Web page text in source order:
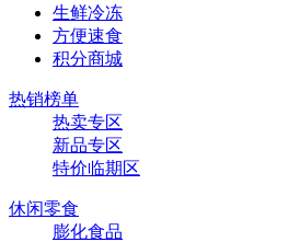
生鲜冷冻
方便速食
积分商城
热销榜单
热卖专区
新品专区
特价临期区
休闲零食
膨化食品